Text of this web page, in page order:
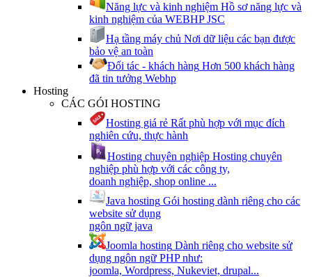
Năng lực và kinh nghiệm Hồ sơ năng lực và
kinh nghiệm của WEBHP JSC
Hạ tầng máy chủ Nơi dữ liệu các bạn được
bảo vệ an toàn
Đối tác - khách hàng Hơn 500 khách hàng
đã tin tưởng Webhp
Hosting
CÁC GÓI HOSTING
Hosting giá rẻ Rất phù hợp với mục đích
nghiên cứu, thực hành
Hosting chuyên nghiệp Hosting chuyên
nghiệp phù hợp với các công ty,
doanh nghiệp, shop online ...
Java hosting Gói hosting dành riêng cho các
website sử dụng
ngôn ngữ java
Joomla hosting Dành riêng cho website sử
dụng ngôn ngữ PHP như:
joomla, Wordpress, Nukeviet, drupal...